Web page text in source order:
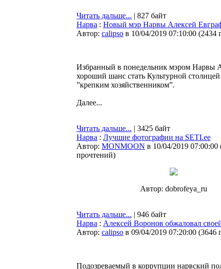
Читать дальше... | 827 байт
Нарва : Новый мэр Нарвы Алексей
Автор: calipso в 10/04/2019 07:10:00 (2434
Избранный в понедельник мэром Нарвы
хороший шанс стать Культурной
”крепким хозяйственником”.
Далее...
Читать дальше... | 3425 байт
Нарва : Лучшие фотографии на SETI.ee
Автор: MONMOON в 10/04/2019 07:00:00
прочтений)
Автор: dobrofeya_ru
Читать дальше... | 946 байт
Нарва : Алексей Воронов обжаловал
Автор: calipso в 09/04/2019 07:20:00 (3646
Подозреваемый в коррупции нарвский